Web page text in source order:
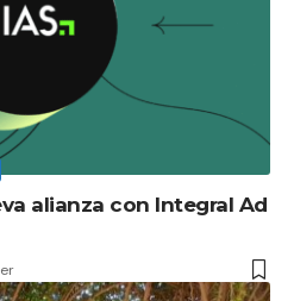
alianza con Integral Ad